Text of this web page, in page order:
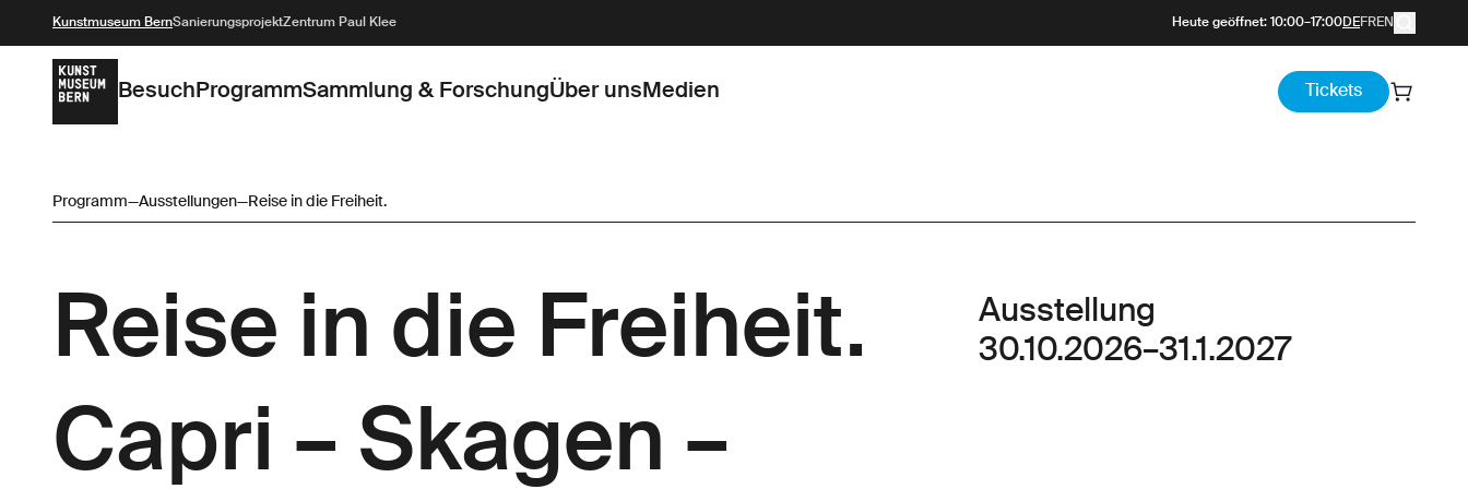
Kunstmuseum BernSanierungsprojektZentrum Paul Klee Heute geöffnet: 10:00–17:00DEFREN
BesuchProgrammSammlung & ForschungÜber unsMedien Tickets
Programm—Ausstellungen—Reise in die Freiheit.
Reise in die Freiheit.
Capri – Skagen –
Ausstellung
30.10.2026–31.1.2027